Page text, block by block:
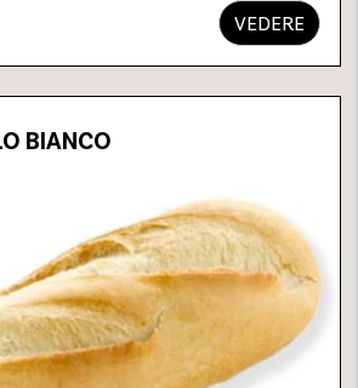
VEDERE
BIANCO